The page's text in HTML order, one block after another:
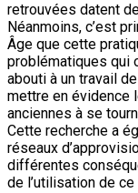
retrouvées datent
Néanmoins, c’est
Âge que cette
problématiques qui
abouti à un travail
mettre en évidence
anciennes à se
Cette recherche a
réseaux
différentes
de l’utilisation de